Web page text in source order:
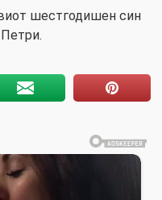
шестгодишен син